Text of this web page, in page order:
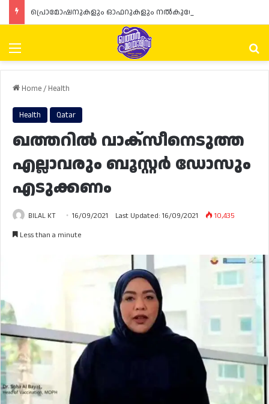
Menu
Home/ Health
Health Qatar
ഖത്തറിൽ വാക്സീനെടുത്ത
എല്ലാവരും ബൂസ്റ്റർ ഡോസും
എടുക്കണം
BILAL KT 16/09/2021 Last Updated: 16/09/2021
10,435
Less than a minute